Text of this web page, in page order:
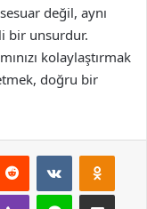
değil, aynı
bir unsurdur.
kolaylaştırmak
doğru bir
Reddit VKontakte
Viber Line E-Posta ile